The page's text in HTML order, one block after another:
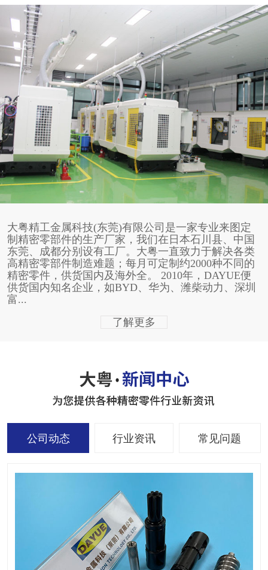
大粤精工金属科技(东莞)有限公司是一家专业来图定
制精密零部件的生产厂家，我们在日本石川县、中国
东莞、成都分别设有工厂。大粤一直致力于解决各类
高精密零部件制造难题；每月可定制约2000种不同的
精密零件，供货国内及海外全。 2010年，DAYUE便
供货国内知名企业，如BYD、华为、潍柴动力、深圳
富...
了解更多
公司动态 行业资讯 常见问题